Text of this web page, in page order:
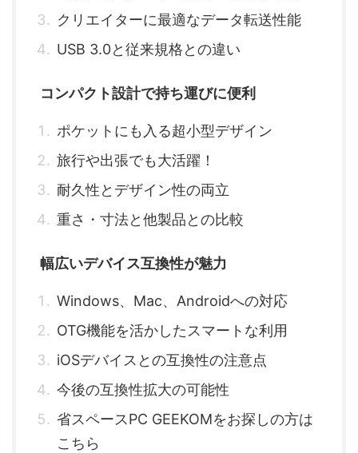
クリエイターに最適なデータ転送性能
USB 3.0と従来規格との違い
コンパクト設計で持ち運びに便利
ポケットにも入る超小型デザイン
旅行や出張でも大活躍！
耐久性とデザイン性の両立
重さ・寸法と他製品との比較
幅広いデバイス互換性が魅力
Windows、Mac、Androidへの対応
OTG機能を活かしたスマートな利用
iOSデバイスとの互換性の注意点
今後の互換性拡大の可能性
省スペースPC GEEKOMをお探しの方は
こちら